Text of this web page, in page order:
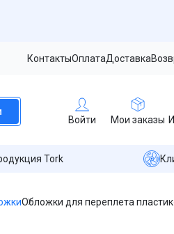
КонтактыОплатаДоставка
Войти Мои заказы
Tork
Обложки для переплета